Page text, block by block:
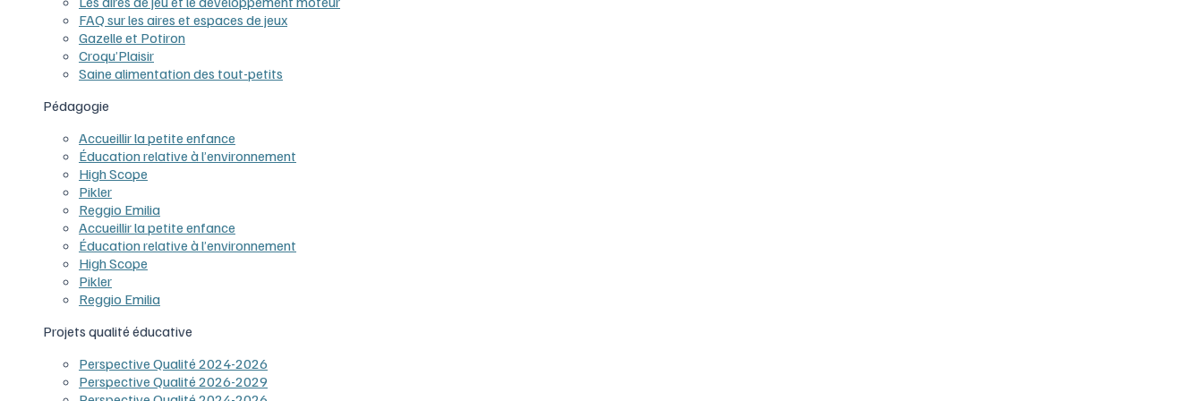
FAQ sur les aires et espaces de jeux
Gazelle et Potiron
Croqu’Plaisir
Saine alimentation des tout-petits
Pédagogie
Accueillir la petite enfance
Éducation relative à l’environnement
High Scope
Pikler
Reggio Emilia
Accueillir la petite enfance
Éducation relative à l’environnement
High Scope
Pikler
Reggio Emilia
Projets qualité éducative
Perspective Qualité 2024-2026
Perspective Qualité 2026-2029